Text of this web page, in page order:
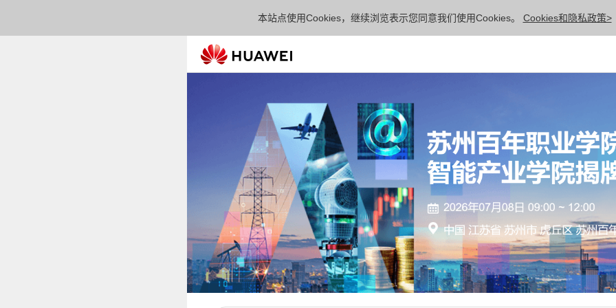
本站点使用Cookies，继续浏览表示您同意我们使用Cookies。 Cookies和隐私政策>